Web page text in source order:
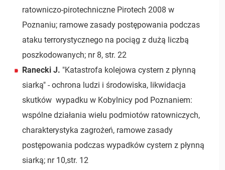
ratowniczo-pirotechniczne Pirotech 2008 w
Poznaniu; ramowe zasady postępowania podczas
ataku terrorystycznego na pociąg z dużą liczbą
poszkodowanych; nr 8, str. 22
Ranecki J. "Katastrofa kolejowa cystern z płynną
siarką" - ochrona ludzi i środowiska, likwidacja
skutków wypadku w Kobylnicy pod Poznaniem:
wspólne działania wielu podmiotów ratowniczych,
charakterystyka zagrożeń, ramowe zasady
postępowania podczas wypadków cystern z płynną
siarką; nr 10,str. 12